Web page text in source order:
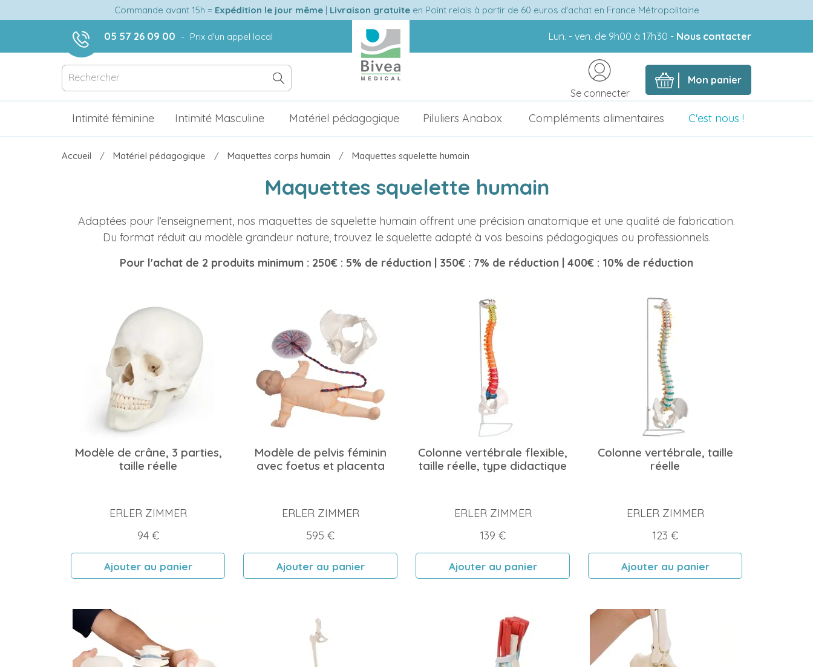
Commande avant 15h = Expédition le jour même| Livraison gratuiteen Point relais à partir de 60 euros d'achat en France Métropolitaine
05 57 26 09 00 - Prix d'un appel local Lun. - ven. de 9h00 à 17h30 - Nous contacter
Mon panier
Se connecter
Intimité féminine Intimité Masculine Matériel pédagogique Piluliers Anabox Compléments alimentaires C'est nous !
Accueil Matériel pédagogique Maquettes corps humain Maquettes squelette humain
Maquettes squelette humain
Adaptées pour l’enseignement, nos maquettes de squelette humain offrent une précision anatomique et une qualité de fabrication.
Du format réduit au modèle grandeur nature, trouvez le squelette adapté à vos besoins pédagogiques ou professionnels.
Pour l'achat de 2 produits minimum : 250€ : 5% de réduction | 350€ : 7% de réduction | 400€ : 10% de réduction
Modèle de crâne, 3 parties,
taille réelle
ERLER ZIMMER
Prix
94 €
Ajouter au panier
Modèle de pelvis féminin
avec foetus et placenta
ERLER ZIMMER
Prix
595 €
Ajouter au panier
Colonne vertébrale flexible,
taille réelle, type didactique
ERLER ZIMMER
Prix
139 €
Ajouter au panier
Colonne vertébrale, taille
réelle
ERLER ZIMMER
Prix
123 €
Ajouter au panier